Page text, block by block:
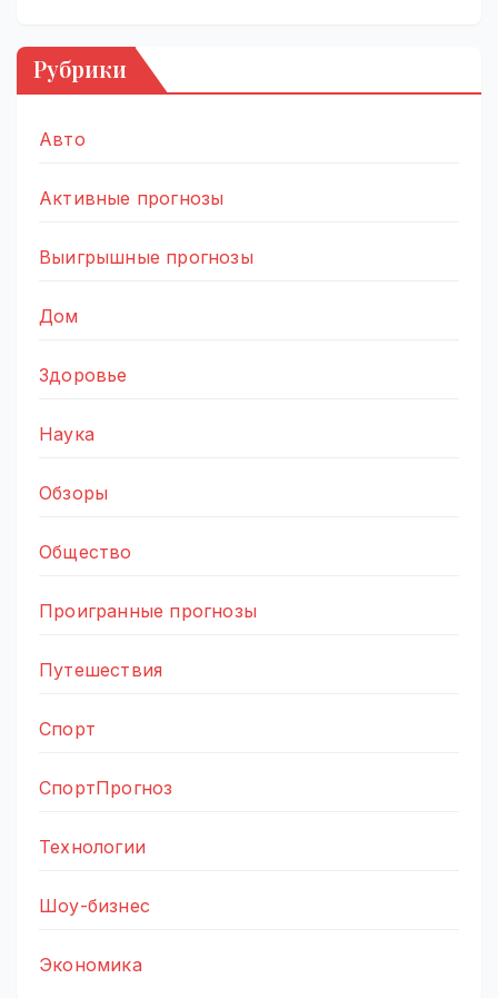
Рубрики
Авто
Активные прогнозы
Выигрышные прогнозы
Дом
Здоровье
Наука
Обзоры
Общество
Проигранные прогнозы
Путешествия
Спорт
СпортПрогноз
Технологии
Шоу-бизнес
Экономика